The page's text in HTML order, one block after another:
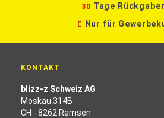
30 Tage
Nur für
KONTAKT
blizz-z Schweiz AG
Moskau 314B
CH - 8262 Ramsen